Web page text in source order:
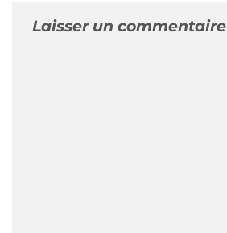
Laisser un commentaire